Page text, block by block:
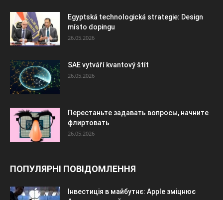
Egyptská technologická strategie: Design
místo dopingu
26.05.2026
SAE vytváří kvantový štít
26.05.2026
Перестаньте задавать вопросы, начните
флиртовать
26.05.2026
ПОПУЛЯРНІ ПОВІДОМЛЕННЯ
Інвестиція в майбутнє: Apple зміцнює